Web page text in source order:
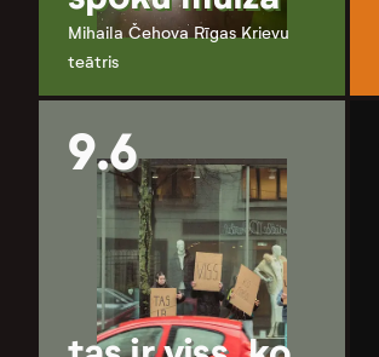
Mihaila Čehova Rīgas Krievu
teātris
9.6